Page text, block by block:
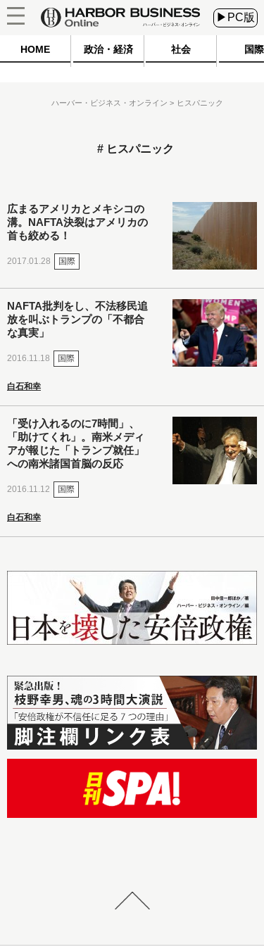
▶PC版
HOME 政治・経済 社会 国際
ハーバー・ビジネス・オンライン ヒスパニック
ヒスパニック
広まるアメリカとメキシコの
溝。NAFTA決裂はアメリカの
首も絞める！
2017.01.28 国際
NAFTA批判をし、不法移民追
放を叫ぶトランプの「不都合
な真実」
2016.11.18 国際
白石和幸
「受け入れるのに7時間」、
「助けてくれ」。南米メディ
アが報じた「トランプ就任」
への南米諸国首脳の反応
2016.11.12 国際
白石和幸